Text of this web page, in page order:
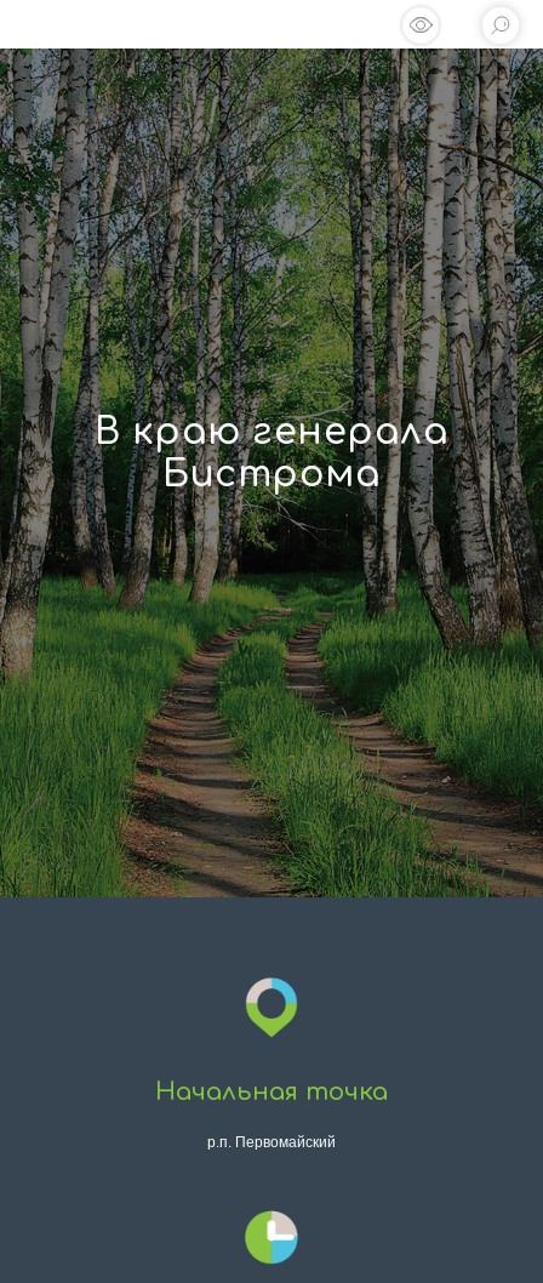
В краю генерала
Бистрома
Начальная точка
р.п. Первомайский